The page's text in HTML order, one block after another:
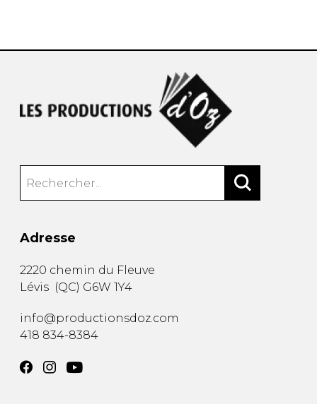
Adresse
2220 chemin du Fleuve
Lévis (QC) G6W 1Y4
info@productionsdoz.com
418 834-8384